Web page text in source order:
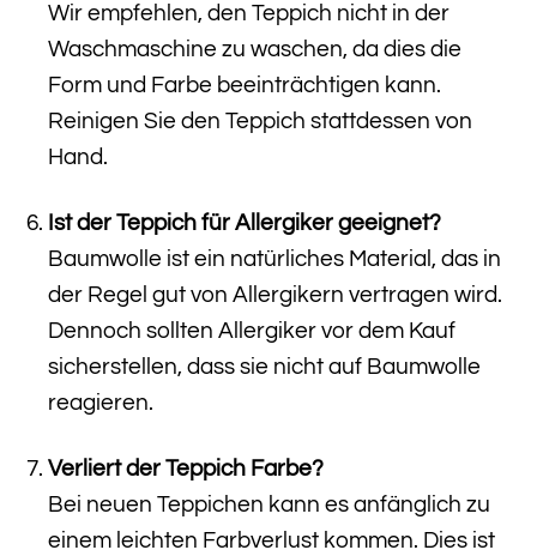
Wir empfehlen, den Teppich nicht in der
Waschmaschine zu waschen, da dies die
Form und Farbe beeinträchtigen kann.
Reinigen Sie den Teppich stattdessen von
Hand.
Ist der Teppich für Allergiker geeignet?
Baumwolle ist ein natürliches Material, das in
der Regel gut von Allergikern vertragen wird.
Dennoch sollten Allergiker vor dem Kauf
sicherstellen, dass sie nicht auf Baumwolle
reagieren.
Verliert der Teppich Farbe?
Bei neuen Teppichen kann es anfänglich zu
einem leichten Farbverlust kommen. Dies ist